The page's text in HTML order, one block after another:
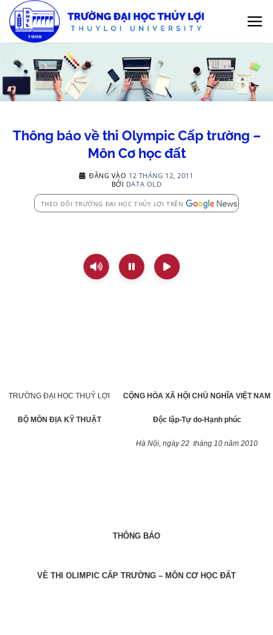
qua
nội
Thông báo về thi Olympic Cấp trường –
Môn Cơ học đất
ĐĂNG VÀO 12 THÁNG 12, 2011
BỞI DATA OLD
THEO DÕI TRƯỜNG ĐẠI HỌC THỦY LỢI TRÊN
TRƯỜNG ĐẠI HỌC THUỶ LỢI
BỘ MÔN ĐỊA KỸ THUẬT
CỘNG HÒA XÃ HỘI CHÙ NGHĨA VIỆT NAM
Độc lập-Tự do-Hạnh phúc
Hà Nội, ngày 22 tháng 10 năm 2010
THÔNG BÁO
VỀ THI OLIMPIC CẤP TRƯỜNG – MÔN CƠ HỌC ĐẤT